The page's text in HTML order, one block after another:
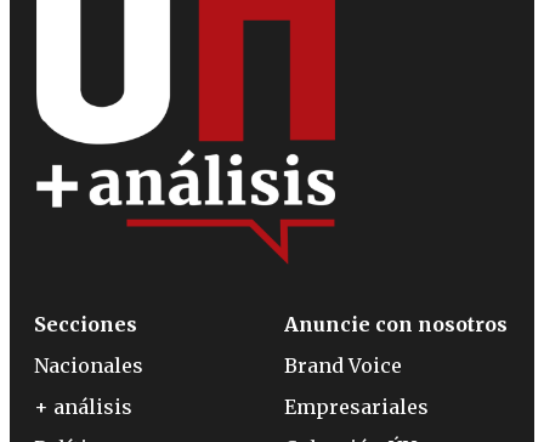
Secciones
Nacionales
+ análisis
Anuncie con nosotros
Brand Voice
Empresariales